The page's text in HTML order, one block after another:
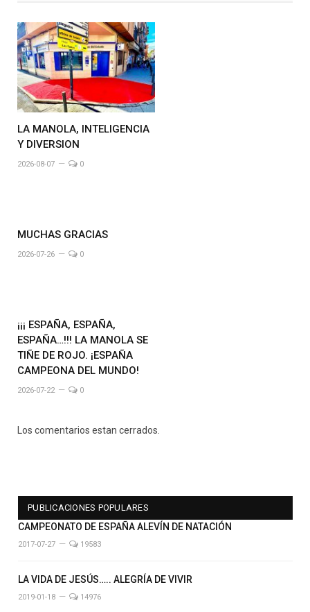
LA MANOLA, INTELIGENCIA
Y DIVERSION
2026-08-07 0
MUCHAS GRACIAS
2026-07-26 0
¡¡¡ ESPAÑA, ESPAÑA,
ESPAÑA…!!! LA MANOLA SE
TIÑE DE ROJO. ¡ESPAÑA
CAMPEONA DEL MUNDO!
2026-07-22 0
Los comentarios estan cerrados.
PUBLICACIONES POPULARES
CAMPEONATO DE ESPAÑA ALEVÍN DE NATACIÓN
2017-07-27 19583
LA VIDA DE JESÚS….. ALEGRÍA DE VIVIR
2019-01-18 14976